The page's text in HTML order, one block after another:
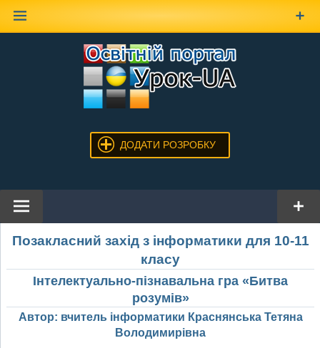
ДОДАТИ РОЗРОБКУ
Позакласний захід з інформатики для 10-11
класу
Інтелектуально-пізнавальна гра «Битва
розумів»
Автор: вчитель інформатики Краснянська Тетяна
Володимирівна